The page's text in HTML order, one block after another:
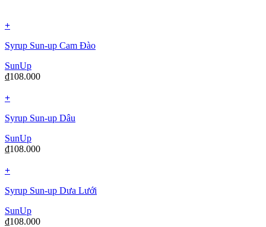
+
Syrup Sun-up Cam Đào
SunUp
₫108.000
+
Syrup Sun-up Dâu
SunUp
₫108.000
+
Syrup Sun-up Dưa Lưới
SunUp
₫108.000